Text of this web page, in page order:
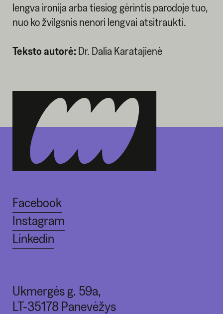
lengva ironija arba tiesiog gėrintis parodoje tuo,
nuo ko žvilgsnis nenori lengvai atsitraukti.
Teksto autorė: Dr. Dalia Karatajienė
Facebook
Instagram
Linkedin
Ukmergės g. 59a,
LT-35178 Panevėžys